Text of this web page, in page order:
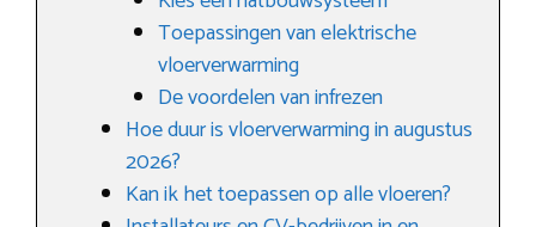
Toepassingen van elektrische
vloerverwarming
De voordelen van infrezen
Hoe duur is vloerverwarming in augustus
2026?
Kan ik het toepassen op alle vloeren?